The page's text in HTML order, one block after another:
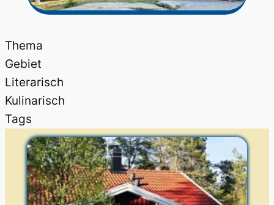
Thema
Gebiet
Literarisch
Kulinarisch
Tags